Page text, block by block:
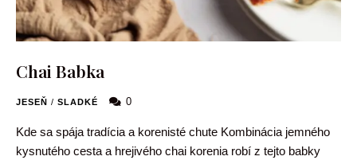
Chai Babka
JESEŇ / SLADKÉ 0
Kde sa spája tradícia a korenisté chute Kombinácia jemného
kysnutého cesta a hrejivého chai korenia robí z tejto babky